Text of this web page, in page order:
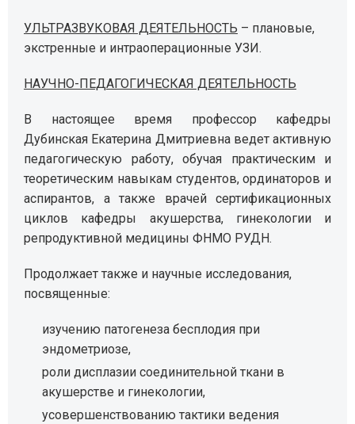
УЛЬТРАЗВУКОВАЯ ДЕЯТЕЛЬНОСТЬ – плановые,
экстренные и интраоперационные УЗИ.
НАУЧНО-ПЕДАГОГИЧЕСКАЯ ДЕЯТЕЛЬНОСТЬ
В настоящее время профессор кафедры
Дубинская Екатерина Дмитриевна ведет активную
педагогическую работу, обучая практическим и
теоретическим навыкам студентов, ординаторов и
аспирантов, а также врачей сертификационных
циклов кафедры акушерства, гинекологии и
репродуктивной медицины ФНМО РУДН.
Продолжает также и научные исследования,
посвященные:
изучению патогенеза бесплодия при
эндометриозе,
роли дисплазии соединительной ткани в
акушерстве и гинекологии,
усовершенствованию тактики ведения